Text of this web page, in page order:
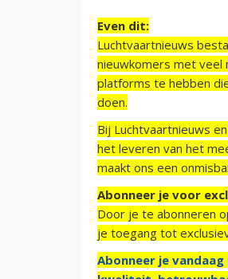
Even dit:
Luchtvaartnieuws
nieuwkomers met veel
platforms te hebben
doen.
Bij Luchtvaartnieuws
het leveren van het
maakt ons een
Abonneer je voor
Door je te abonneren
je toegang tot
Abonneer je